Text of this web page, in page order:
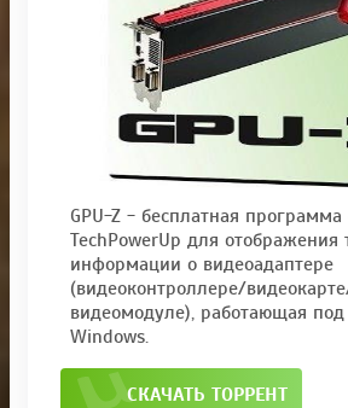
GPU-Z - бесплатная программа
TechPowerUp для отображения
информации о видеоадаптере
(видеоконтроллере/
видеомодуле), работающая
Windows.
СКАЧАТЬ ТОРРЕНТ